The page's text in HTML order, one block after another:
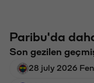
Paribu'da
Son gezilen
28 july 2026